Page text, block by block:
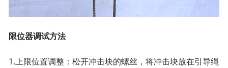
限位器调试方法
1.上限位置调整：松开冲击块的螺丝，将冲击块放在引导绳